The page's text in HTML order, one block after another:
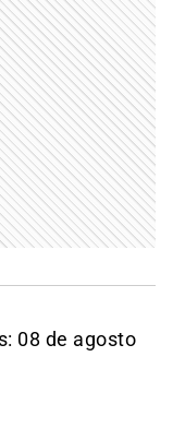
08 de agosto